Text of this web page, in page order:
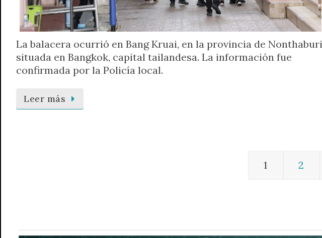
La balacera ocurrió en Bang Kruai, en la provincia de Nonthaburi
situada en Bangkok, capital tailandesa. La información fue
confirmada por la Policía local.
Leer más
1 2